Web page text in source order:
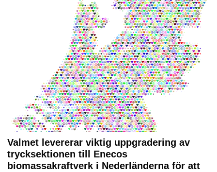
Valmet levererar viktig uppgradering av
trycksektionen till Enecos
biomassakraftverk i Nederländerna för att